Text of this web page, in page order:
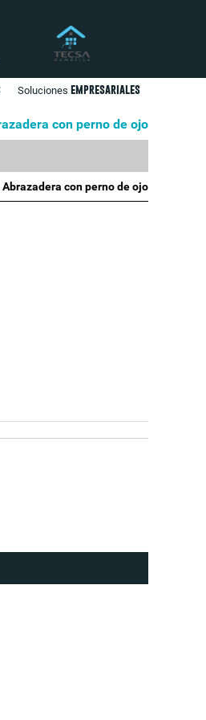
Soluciones empresariales
con perno de ojo
Abrazadera con perno de ojo